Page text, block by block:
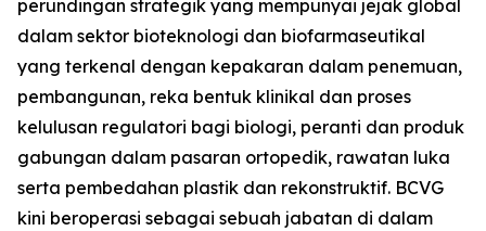
perundingan strategik yang mempunyai jejak global
dalam sektor bioteknologi dan biofarmaseutikal
yang terkenal dengan kepakaran dalam penemuan,
pembangunan, reka bentuk klinikal dan proses
kelulusan regulatori bagi biologi, peranti dan produk
gabungan dalam pasaran ortopedik, rawatan luka
serta pembedahan plastik dan rekonstruktif. BCVG
kini beroperasi sebagai sebuah jabatan di dalam